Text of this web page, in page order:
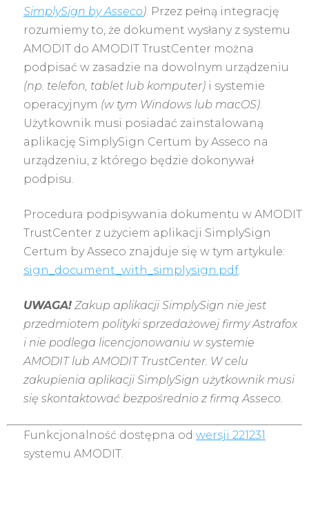
SimplySign by Asseco). Przez pełną integrację
rozumiemy to, że dokument wysłany z systemu
AMODIT do AMODIT TrustCenter można
podpisać w zasadzie na dowolnym urządzeniu
(np. telefon, tablet lub komputer) i systemie
operacyjnym (w tym Windows lub macOS).
Użytkownik musi posiadać zainstalowaną
aplikację SimplySign Certum by Asseco na
urządzeniu, z którego będzie dokonywał
podpisu.
Procedura podpisywania dokumentu w AMODIT
TrustCenter z użyciem aplikacji SimplySign
Certum by Asseco znajduje się w tym artykule:
sign_document_with_simplysign.pdf.
UWAGA! Zakup aplikacji SimplySign nie jest
przedmiotem polityki sprzedażowej firmy Astrafox
i nie podlega licencjonowaniu w systemie
AMODIT lub AMODIT TrustCenter. W celu
zakupienia aplikacji SimplySign użytkownik musi
się skontaktować bezpośrednio z firmą Asseco.
Funkcjonalność dostępna od wersji 221231
systemu AMODIT.